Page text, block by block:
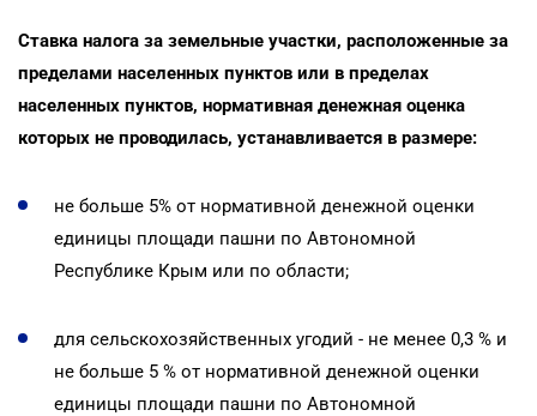
Ставка налога за земельные участки, расположенные за
пределами населенных пунктов или в пределах
населенных пунктов, нормативная денежная оценка
которых не проводилась, устанавливается в размере:
не больше 5% от нормативной денежной оценки
единицы площади пашни по Автономной
Республике Крым или по области;
для сельскохозяйственных угодий - не менее 0,3 % и
не больше 5 % от нормативной денежной оценки
единицы площади пашни по Автономной